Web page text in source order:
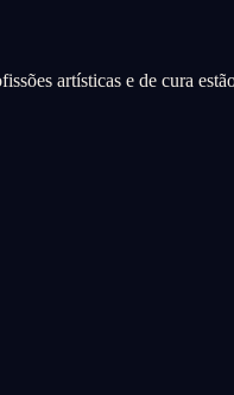
artísticas e de cura